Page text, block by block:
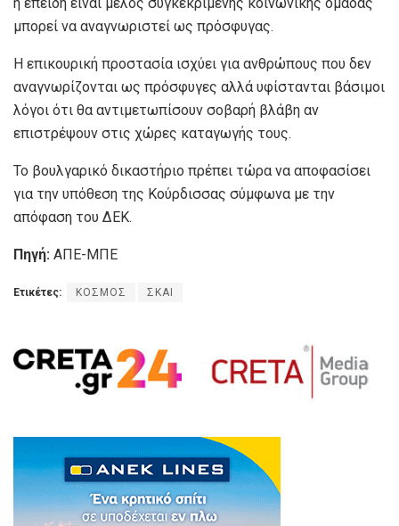
μπορεί να αναγνωριστεί ως πρόσφυγας.
Η επικουρική προστασία ισχύει για ανθρώπους που δεν
αναγνωρίζονται ως πρόσφυγες αλλά υφίστανται βάσιμοι
λόγοι ότι θα αντιμετωπίσουν σοβαρή βλάβη αν
επιστρέψουν στις χώρες καταγωγής τους.
Το βουλγαρικό δικαστήριο πρέπει τώρα να αποφασίσει
για την υπόθεση της Κούρδισσας σύμφωνα με την
απόφαση του ΔΕΚ.
Πηγή: ΑΠΕ-ΜΠΕ
Ετικέτες: ΚΟΣΜΟΣ ΣΚΑΙ